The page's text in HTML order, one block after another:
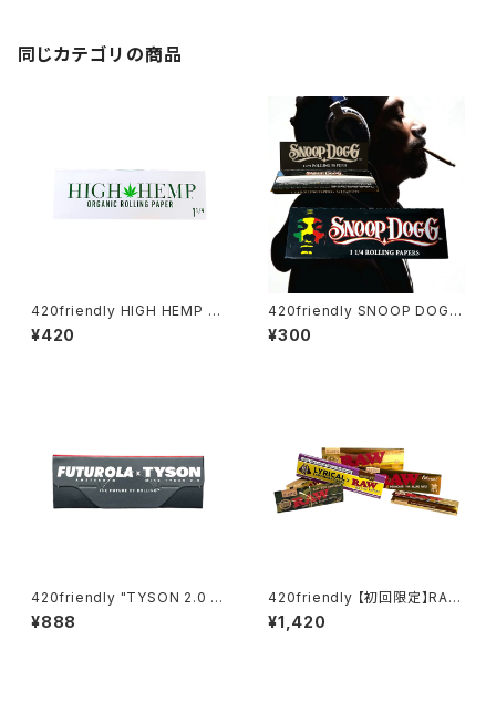
同じカテゴリの商品
420friendly HIGH HEMP ロ
ーリングペーパー / 1¼ size
無漂白・無添加
¥420
420friendly SNOOP DOGG
- 1 1/4 Rolling Papers Spec
ial Edition
¥300
420friendly "TYSON 2.0 X
FUTUROLA" Unbleached /
Rolling Papers + Tips （1 ¼
¥888
420friendly 【初回限定】RAW
お試し6点セット
¥1,420